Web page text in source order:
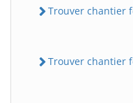
Trouver chantier
Trouver chantier